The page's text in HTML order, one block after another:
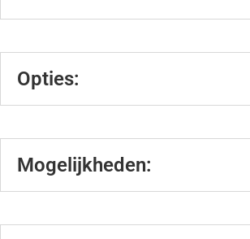
Opties:
Mogelijkheden: